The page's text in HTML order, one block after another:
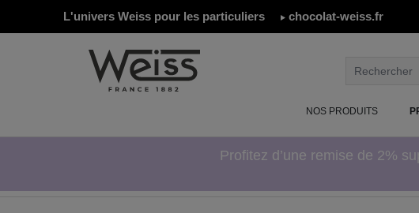
L'univers Weiss pour les particuliers chocolat-weiss.fr
NOS PRODUITS
Profitez d’une remise de 2%